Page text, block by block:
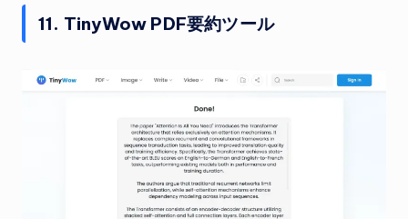
11. TinyWow PDF要約ツール